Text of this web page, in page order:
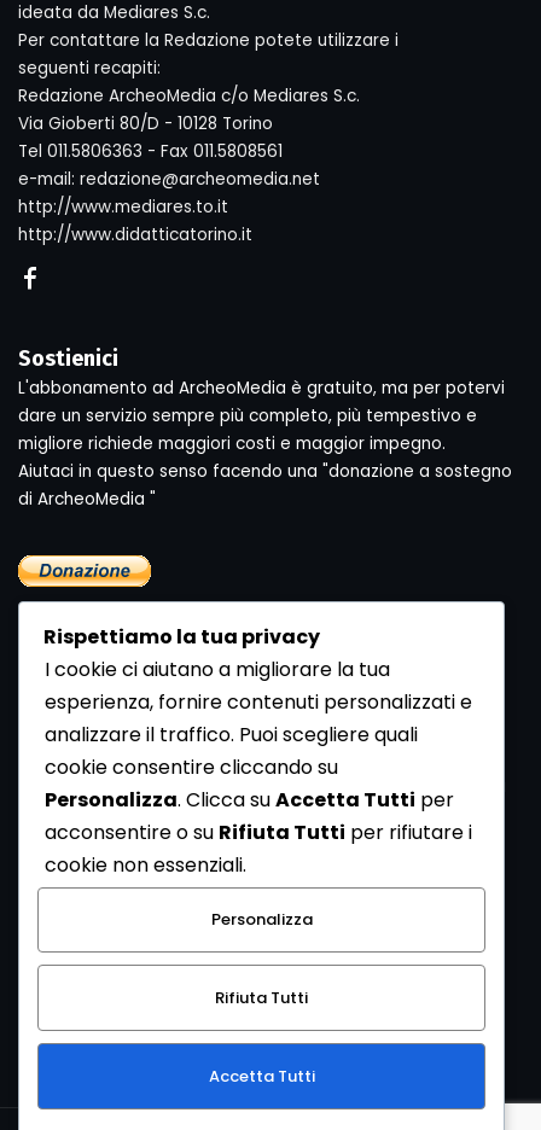
ideata da Mediares S.c.
Per contattare la Redazione potete utilizzare i
seguenti recapiti:
Redazione ArcheoMedia c/o Mediares S.c.
Via Gioberti 80/D - 10128 Torino
Tel 011.5806363 - Fax 011.5808561
e-mail: redazione@archeomedia.net
http://www.mediares.to.it
http://www.didatticatorino.it
Sostienici
L'abbonamento ad ArcheoMedia è gratuito, ma per potervi
dare un servizio sempre più completo, più tempestivo e
migliore richiede maggiori costi e maggior impegno.
Aiutaci in questo senso facendo una "donazione a sostegno
di ArcheoMedia "
Newsletter
Se vuoi ricevere la Rivista gratuita di archeologia realizzata
dalla Redazione di ArcheoMedia iscriviti alla nostra
Newsletter [Clicca Qui]
Con l'invio del messaggio l'utente dichiara di aver letto
l’informativa sulla privacy e di acconsentire al trattamento
dei propri dati personali.
Rispettiamo la tua privacy
I cookie ci aiutano a migliorare la tua
esperienza, fornire contenuti personalizzati e
analizzare il traffico. Puoi scegliere quali
cookie consentire cliccando su
Personalizza. Clicca suAccetta Tutti per
acconsentire o su Rifiuta Tutti per rifiutare i
cookie non essenziali.
Personalizza
Rifiuta Tutti
Accetta Tutti